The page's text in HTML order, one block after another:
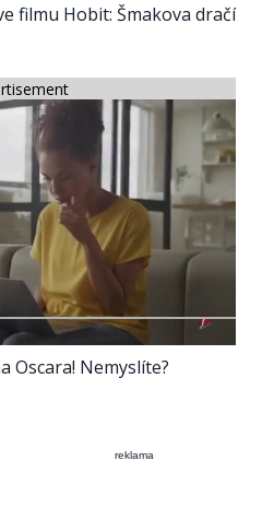
filmu Hobit: Šmakova dračí
Oscara! Nemyslíte?
reklama